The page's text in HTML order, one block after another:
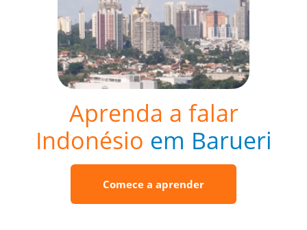
Aprenda a falar
Indonésio em Barueri
Comece a aprender